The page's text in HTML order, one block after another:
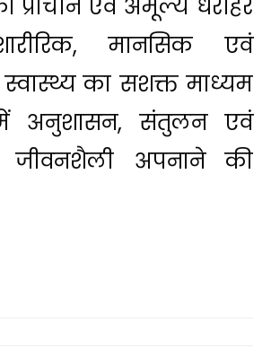
प्राचीन एवं अमूल्य धरोहर
मानसिक एवं
का सशक्त माध्यम
अनुशासन, संतुलन एवं
जीवनशैली अपनाने की